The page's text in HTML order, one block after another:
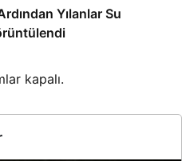
Yılanlar Su
kapalı.